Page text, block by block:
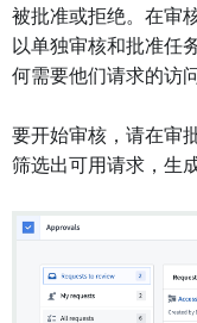
被批准或拒绝。在审
以单独审核和批准任
何需要他们请求的访
要开始审核，请在审
筛选出可用请求，生